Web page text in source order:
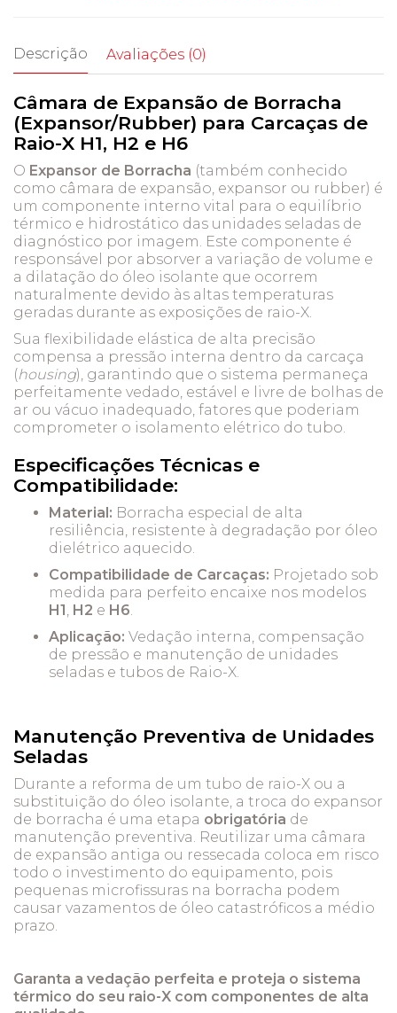
Descrição Avaliações (0)
Câmara de Expansão de Borracha
(Expansor/Rubber) para Carcaças de
Raio-X H1, H2 e H6
O Expansor de Borracha (também conhecido
como câmara de expansão, expansor ou rubber) é
um componente interno vital para o equilíbrio
térmico e hidrostático das unidades seladas de
diagnóstico por imagem. Este componente é
responsável por absorver a variação de volume e
a dilatação do óleo isolante que ocorrem
naturalmente devido às altas temperaturas
geradas durante as exposições de raio-X.
Sua flexibilidade elástica de alta precisão
compensa a pressão interna dentro da carcaça
(housing), garantindo que o sistema permaneça
perfeitamente vedado, estável e livre de bolhas de
ar ou vácuo inadequado, fatores que poderiam
comprometer o isolamento elétrico do tubo.
Especificações Técnicas e
Compatibilidade:
Material: Borracha especial de alta
resiliência, resistente à degradação por óleo
dielétrico aquecido.
Compatibilidade de Carcaças: Projetado sob
medida para perfeito encaixe nos modelos
H1, H2 e H6.
Aplicação: Vedação interna, compensação
de pressão e manutenção de unidades
seladas e tubos de Raio-X.
Manutenção Preventiva de Unidades
Seladas
Durante a reforma de um tubo de raio-X ou a
substituição do óleo isolante, a troca do expansor
de borracha é uma etapa obrigatória de
manutenção preventiva. Reutilizar uma câmara
de expansão antiga ou ressecada coloca em risco
todo o investimento do equipamento, pois
pequenas microfissuras na borracha podem
causar vazamentos de óleo catastróficos a médio
prazo.
Garanta a vedação perfeita e proteja o sistema
térmico do seu raio-X com componentes de alta